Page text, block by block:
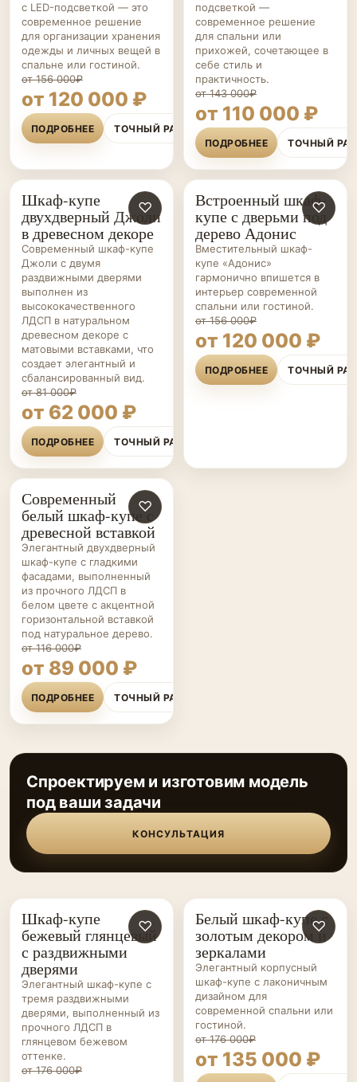
с LED-подсветкой — это
современное решение
для организации хранения
одежды и личных вещей в
спальне или гостиной.
от 156 000₽
от 120 000 ₽
ПОДРОБНЕЕ ТОЧНЫЙ РАСЧЁТ
подсветкой —
современное решение
для спальни или
прихожей, сочетающее в
себе стиль и
практичность.
от 143 000₽
от 110 000 ₽
ПОДРОБНЕЕ ТОЧНЫЙ
ШКАФЫ-
КУПЕ НА ЗАКАЗ
♡
Шкаф-купе
двухдверный Джоли
в древесном декоре
Современный шкаф-купе
Джоли с двумя
раздвижными дверями
выполнен из
высококачественного
ЛДСП в натуральном
древесном декоре с
матовыми вставками, что
создает элегантный и
сбалансированный вид.
от 81 000₽
от 62 000 ₽
ПОДРОБНЕЕ ТОЧНЫЙ РАСЧЁТ
ШКАФЫ-
КУПЕ НА ЗАКАЗ
♡
Встроенный шкаф-
купе с дверьми под
дерево Адонис
Вместительный шкаф-
купе «Адонис»
гармонично впишется в
интерьер современной
спальни или гостиной.
от 156 000₽
от 120 000 ₽
ПОДРОБНЕЕ ТОЧНЫЙ
ШКАФЫ-
КУПЕ НА ЗАКАЗ
♡
Современный
белый шкаф-купе с
древесной вставкой
Элегантный двухдверный
шкаф-купе с гладкими
фасадами, выполненный
из прочного ЛДСП в
белом цвете с акцентной
горизонтальной вставкой
под натуральное дерево.
от 116 000₽
от 89 000 ₽
ПОДРОБНЕЕ ТОЧНЫЙ РАСЧЁТ
Спроектируем и изготовим модель
под ваши задачи
КОНСУЛЬТАЦИЯ
ШКАФЫ-
КУПЕ НА ЗАКАЗ
♡
Шкаф-купе
бежевый глянцевый
с раздвижными
дверями
Элегантный шкаф-купе с
тремя раздвижными
дверями, выполненный из
прочного ЛДСП в
глянцевом бежевом
оттенке.
от 176 000₽
ШКАФЫ-
КУПЕ НА ЗАКАЗ
♡
Белый шкаф-купе с
золотым декором и
зеркалами
Элегантный корпусный
шкаф-купе с лаконичным
дизайном для
современной спальни или
гостиной.
от 176 000₽
от 135 000 ₽